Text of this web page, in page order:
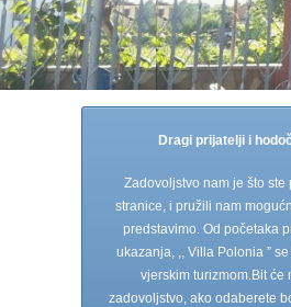
Dragi prijatelji i
Zadovoljstvo nam je što ste
stranice, i pružili nam
predstavimo. Od početaka
ukazanja, ,, Villa Polonia ”
vjerskim turizmom.Bit će
zadovoljstvo, ako odaberete